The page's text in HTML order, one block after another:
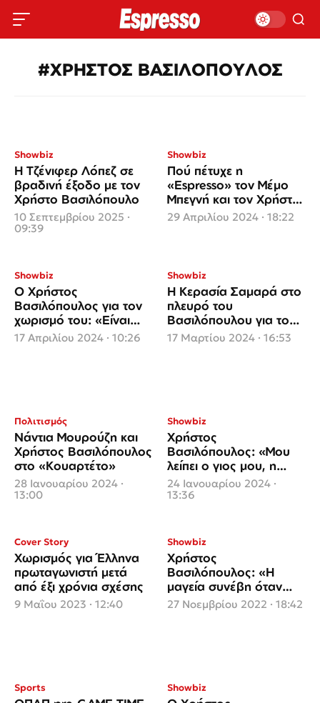
#ΧΡΗΣΤΟΣ ΒΑΣΙΛΟΠΟΥΛΟΣ
Showbiz
Η Τζένιφερ Λόπεζ σε
βραδινή έξοδο με τον
Χρήστο Βασιλόπουλο
10 Σεπτεμβρίου 2025 ·
09:39
Showbiz
Πού πέτυχε η
«Espresso» τον Μέμο
Μπεγνή και τον Χρήστο
Βασιλόπουλο
29 Απριλίου 2024 · 18:22
Showbiz
Ο Χρήστος
Βασιλόπουλος για τον
χωρισμό του: «Είναι
ένας μικρός θάνατος»
17 Απριλίου 2024 · 10:26
Showbiz
Η Κερασία Σαμαρά στο
πλευρό του
Βασιλόπουλου για το
«Κουαρτέτο»
17 Μαρτίου 2024 · 16:53
Πολιτισμός
Νάντια Μουρούζη και
Χρήστος Βασιλόπουλος
στο «Κουαρτέτο»
28 Ιανουαρίου 2024 ·
13:00
Showbiz
Χρήστος
Βασιλόπουλος: «Μου
λείπει ο γιος μου, η
μαμά του θέλει να είναι
μαζί της στην Αμερική»
24 Ιανουαρίου 2024 ·
13:36
Cover Story
Χωρισμός για Έλληνα
πρωταγωνιστή μετά
από έξι χρόνια σχέσης
9 Μαΐου 2023 · 12:40
Showbiz
Χρήστος
Βασιλόπουλος: «Η
μαγεία συνέβη όταν
είδα το κεφάλι του γιου
μου να βγαίνει»
27 Νοεμβρίου 2022 · 18:42
Sports Showbiz